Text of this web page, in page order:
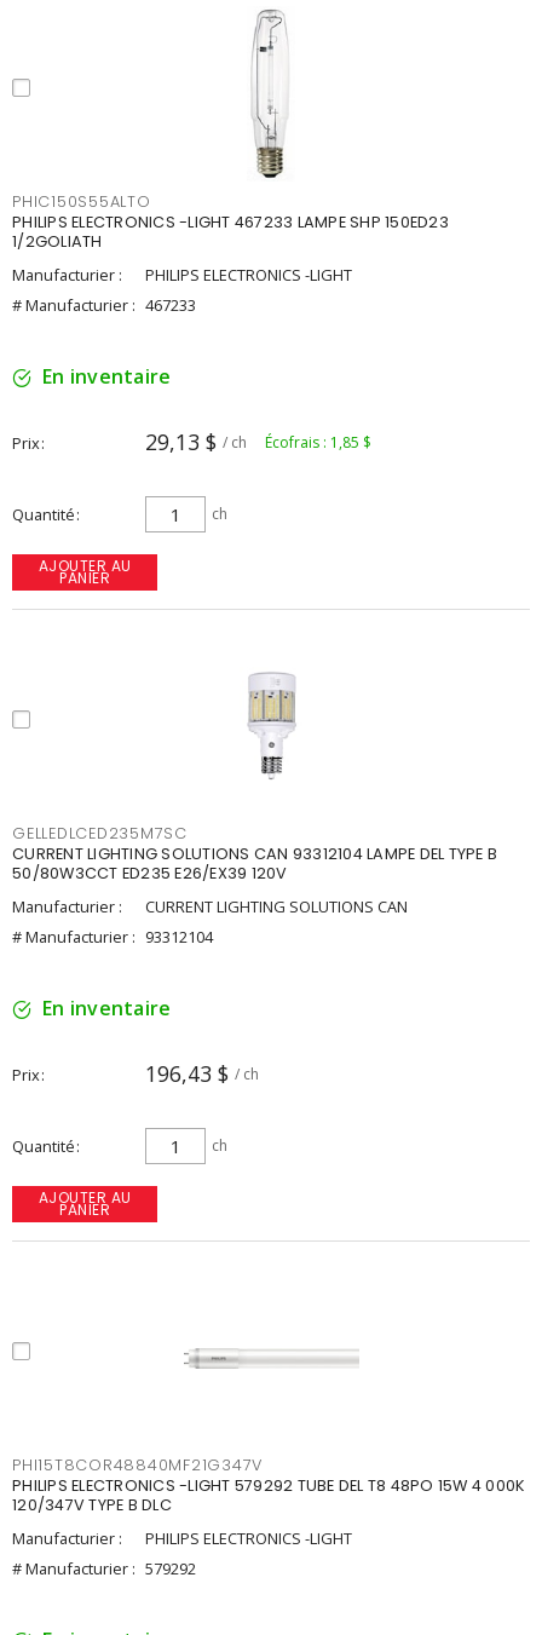
PHIC150S55ALTO
PHILIPS ELECTRONICS -LIGHT 467233 LAMPE SHP 150ED23
1/2GOLIATH
Manufacturier :
PHILIPS ELECTRONICS -LIGHT
# Manufacturier : 467233
En inventaire
Prix 29,13 $ / ch Écofrais : 1,85 $
Quantité ch
AJOUTER AU
PANIER
GELLEDLCED235M7SC
CURRENT LIGHTING SOLUTIONS CAN 93312104 LAMPE DEL TYPE B
50/80W3CCT ED235 E26/EX39 120V
Manufacturier :
CURRENT LIGHTING SOLUTIONS CAN
# Manufacturier : 93312104
En inventaire
Prix 196,43 $ / ch
Quantité ch
AJOUTER AU
PANIER
PHI15T8COR48840MF21G347V
PHILIPS ELECTRONICS -LIGHT 579292 TUBE DEL T8 48PO 15W 4 000K
120/347V TYPE B DLC
Manufacturier :
PHILIPS ELECTRONICS -LIGHT
# Manufacturier : 579292